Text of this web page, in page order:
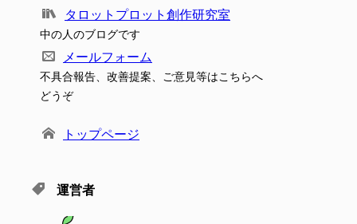
タロットプロット創作研究室
中の人のブログです
メールフォーム
不具合報告、改善提案、ご意見等はこちらへ
どうぞ
トップページ
運営者